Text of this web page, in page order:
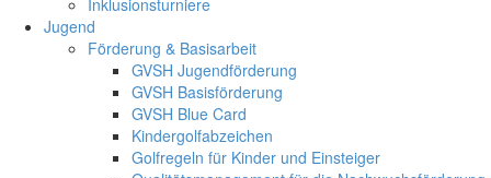
Jugend
Förderung & Basisarbeit
GVSH Jugendförderung
GVSH Basisförderung
GVSH Blue Card
Kindergolfabzeichen
Golfregeln für Kinder und Einsteiger